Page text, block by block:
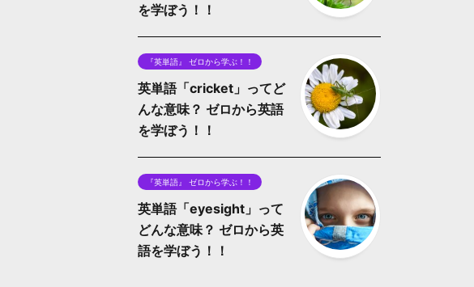
を学ぼう！！
『英単語』 ゼロから学ぶ！！
英単語「cricket」ってど
んな意味？ ゼロから英語
を学ぼう！！
『英単語』 ゼロから学ぶ！！
英単語「eyesight」って
どんな意味？ ゼロから英
語を学ぼう！！